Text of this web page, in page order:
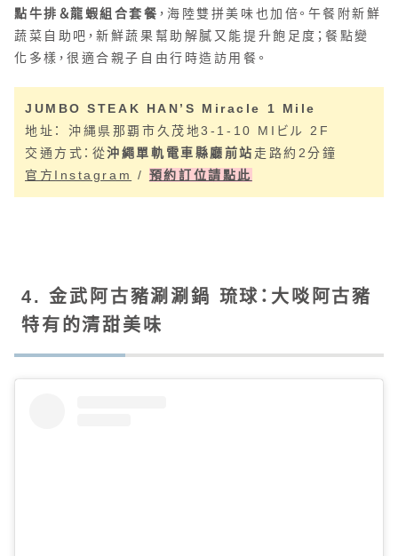
點牛排＆龍蝦組合套餐 ，海陸雙拼美味也加倍。午餐附新鮮
蔬菜自助吧，新鮮蔬果幫助解膩又能提升飽足度；餐點變
化多樣，很適合親子自由行時造訪用餐。
JUMBO STEAK HAN’S Miracle 1 Mile
地址： 沖縄県那覇市久茂地3-1-10 MIビル 2F
交通方式：從沖繩單軌電車縣廳前站 走路約2分鐘
官方Instagram
/ 預約訂位請點此
4. 金武阿古豬涮涮鍋 琉球：大啖阿古豬
特有的清甜美味